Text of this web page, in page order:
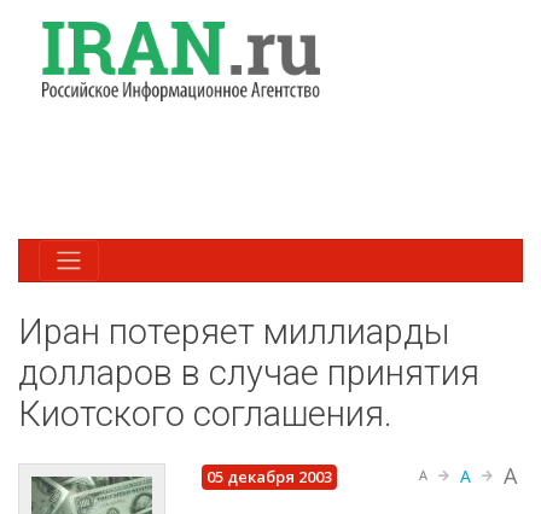
Иран потеряет миллиарды
долларов в случае принятия
Киотского соглашения.
05 декабря 2003 A A A